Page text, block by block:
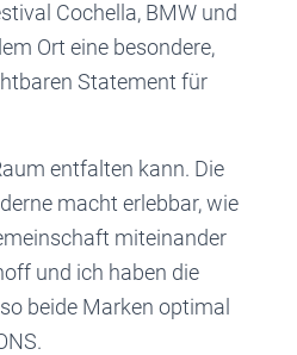
Cochella, BMW und
Ort eine besondere,
Statement für
entfalten kann. Die
macht erlebbar, wie
miteinander
und ich haben die
beide Marken optimal